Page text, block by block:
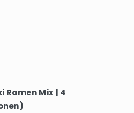
Ramen Mix | 4